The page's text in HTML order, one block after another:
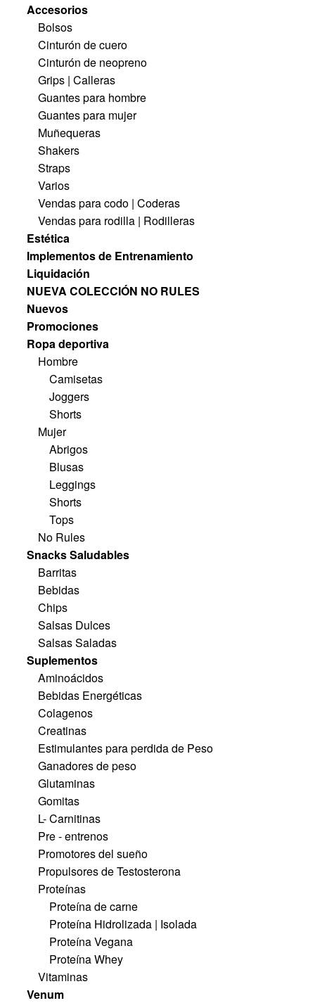
Accesorios
Bolsos
Cinturón de cuero
Cinturón de neopreno
Grips | Calleras
Guantes para hombre
Guantes para mujer
Muñequeras
Shakers
Straps
Varios
Vendas para codo | Coderas
Vendas para rodilla | Rodilleras
Estética
Implementos de Entrenamiento
Liquidación
NUEVA COLECCIÓN NO RULES
Nuevos
Promociones
Ropa deportiva
Hombre
Camisetas
Joggers
Shorts
Mujer
Abrigos
Blusas
Leggings
Shorts
Tops
No Rules
Snacks Saludables
Barritas
Bebidas
Chips
Salsas Dulces
Salsas Saladas
Suplementos
Aminoácidos
Bebidas Energéticas
Colagenos
Creatinas
Estimulantes para perdida de Peso
Ganadores de peso
Glutaminas
Gomitas
L- Carnitinas
Pre - entrenos
Promotores del sueño
Propulsores de Testosterona
Proteínas
Proteína de carne
Proteína Hidrolizada | Isolada
Proteína Vegana
Proteína Whey
Vitaminas
Venum